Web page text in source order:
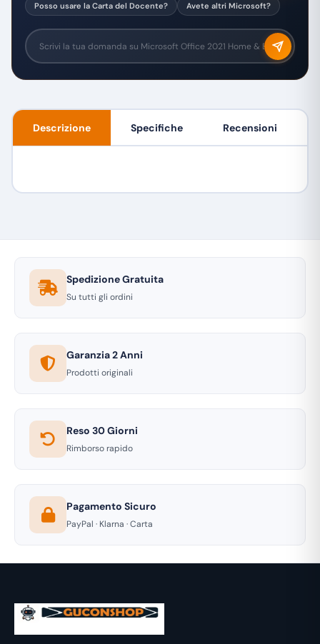
Posso usare la Carta del Docente?
Avete altri Microsoft?
Descrizione Specifiche Recensioni
Spedizione Gratuita
Su tutti gli ordini
Garanzia 2 Anni
Prodotti originali
Reso 30 Giorni
Rimborso rapido
Pagamento Sicuro
PayPal · Klarna · Carta